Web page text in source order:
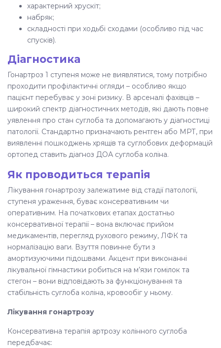
характерний хрускіт;
набряк;
складності при ходьбі сходами (особливо під час
спусків).
Діагностика
Гонартроз 1 ступеня може не виявлятися, тому потрібно
проходити профілактичні огляди – особливо якщо
пацієнт перебуває у зоні ризику. В арсеналі фахівців –
широкий спектр діагностичних методів, які дають повне
уявлення про стан суглоба та допомагають у діагностиці
патології. Стандартно призначають рентген або МРТ, при
виявленні пошкоджень хрящів та суглобових деформацій
ортопед ставить діагноз ДОА суглоба коліна.
Як проводиться терапія
Лікування гонартрозу залежатиме від стадії патології,
ступеня ураження, буває консервативним чи
оперативним. На початкових етапах достатньо
консервативної терапії – вона включає прийом
медикаментів, перегляд рухового режиму, ЛФК та ​​
нормалізацію ваги. Взуття повинне бути з
амортизуючими підошвами. Акцент при виконанні
лікувальної гімнастики робиться на м’язи гомілок та
стегон – вони відповідають за функціонування та
стабільність суглоба коліна, кровообіг у ньому.
Лікування гонартрозу
Консервативна терапія артрозу колінного суглоба
передбачає: